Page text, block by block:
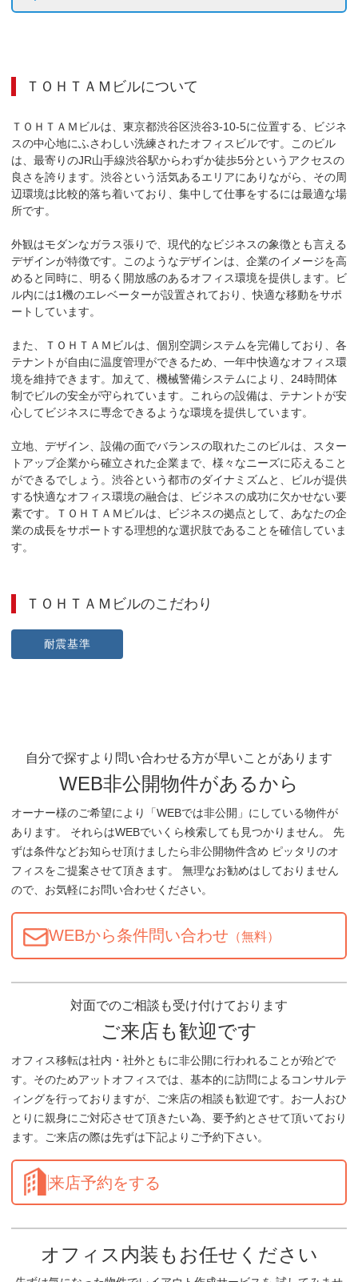
ＴＯＨＴＡＭビルについて
ＴＯＨＴＡＭビルは、東京都渋谷区渋谷3-10-5に位置する、ビジネ
スの中心地にふさわしい洗練されたオフィスビルです。このビル
は、最寄りのJR山手線渋谷駅からわずか徒歩5分というアクセスの
良さを誇ります。渋谷という活気あるエリアにありながら、その周
辺環境は比較的落ち着いており、集中して仕事をするには最適な場
所です。
外観はモダンなガラス張りで、現代的なビジネスの象徴とも言える
デザインが特徴です。このようなデザインは、企業のイメージを高
めると同時に、明るく開放感のあるオフィス環境を提供します。ビ
ル内には1機のエレベーターが設置されており、快適な移動をサポ
ートしています。
また、ＴＯＨＴＡＭビルは、個別空調システムを完備しており、各
テナントが自由に温度管理ができるため、一年中快適なオフィス環
境を維持できます。加えて、機械警備システムにより、24時間体
制でビルの安全が守られています。これらの設備は、テナントが安
心してビジネスに専念できるような環境を提供しています。
立地、デザイン、設備の面でバランスの取れたこのビルは、スター
トアップ企業から確立された企業まで、様々なニーズに応えること
ができるでしょう。渋谷という都市のダイナミズムと、ビルが提供
する快適なオフィス環境の融合は、ビジネスの成功に欠かせない要
素です。ＴＯＨＴＡＭビルは、ビジネスの拠点として、あなたの企
業の成長をサポートする理想的な選択肢であることを確信していま
す。
ＴＯＨＴＡＭビルのこだわり
耐震基準
自分で探すより問い合わせる方が早いことがあります
WEB非公開物件があるから
オーナー様のご希望により「WEBでは非公開」にしている物件が
あります。 それらはWEBでいくら検索しても見つかりません。 先
ずは条件などお知らせ頂けましたら非公開物件含め ピッタリのオ
フィスをご提案させて頂きます。 無理なお勧めはしておりません
ので、お気軽にお問い合わせください。
WEBから条件問い合わせ （無料）
対面でのご相談も受け付けております
ご来店も歓迎です
オフィス移転は社内・社外ともに非公開に行われることが殆どで
す。そのためアットオフィスでは、基本的に訪問によるコンサルテ
ィングを行っておりますが、ご来店の相談も歓迎です。お一人おひ
とりに親身にご対応させて頂きたい為、要予約とさせて頂いており
ます。ご来店の際は先ずは下記よりご予約下さい。
来店予約をする
オフィス内装もお任せください